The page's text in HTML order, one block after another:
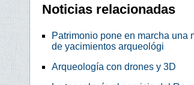
Noticias relacionadas
Patrimonio pone en marcha una
de yacimientos arqueológi
Arqueología con drones y 3D